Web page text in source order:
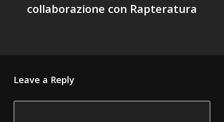
collaborazione con Rapteratura
Leave a Reply